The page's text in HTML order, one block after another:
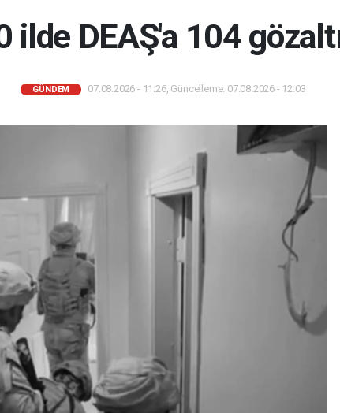
ilde DEAŞ'a 104
GÜNDEM 07.08.2026 - 11:26, Güncelleme: 07.08.2026 - 12:03